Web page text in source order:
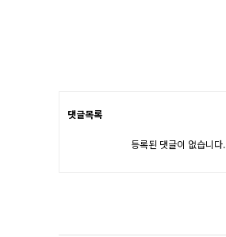
댓글목록
등록된 댓글이 없습니다.